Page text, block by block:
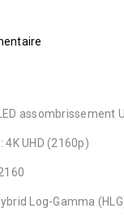
assombrissement
4K UHD (2160p)
Log-Gamma